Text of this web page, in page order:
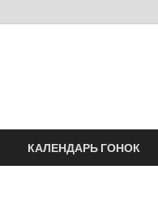
КАЛЕНДАРЬ ГОНОК